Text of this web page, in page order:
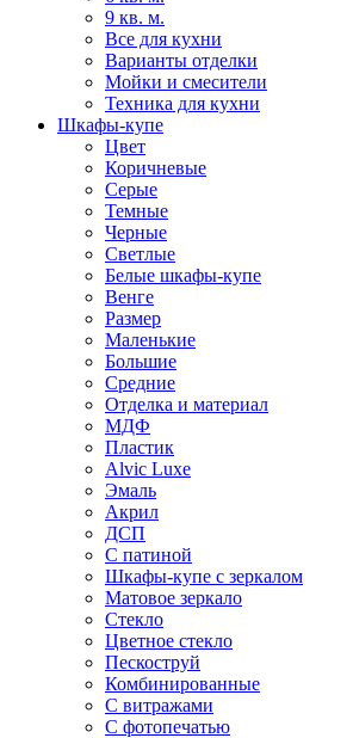
9 кв. м.
Все для кухни
Варианты отделки
Мойки и смесители
Техника для кухни
Шкафы-купе
Цвет
Коричневые
Серые
Темные
Черные
Светлые
Белые шкафы-купе
Венге
Размер
Маленькие
Большие
Средние
Отделка и материал
МДФ
Пластик
Alvic Luxe
Эмаль
Акрил
ДСП
С патиной
Шкафы-купе с зеркалом
Матовое зеркало
Стекло
Цветное стекло
Пескоструй
Комбинированные
С витражами
С фотопечатью